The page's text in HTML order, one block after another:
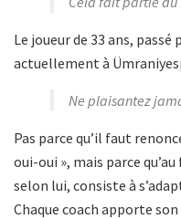
Le joueur de 33 ans,
actuellement à
Ne plaisantez
Pas parce qu’il faut
oui-oui », mais parce
selon lui, consiste à
Chaque coach apporte